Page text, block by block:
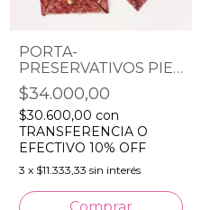
PORTA-
PRESERVATIVOS PIEL
DE PESCADO
$34.000,00
$30.600,00 con
TRANSFERENCIA O
EFECTIVO 10% OFF
3 x $11.333,33 sin interés